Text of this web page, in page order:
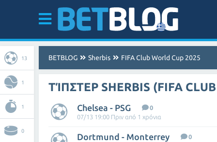
13
1
1
0
BETBLOG Sherbis FIFA Club World Cup 2025
ΤΊΠΣΤΕΡ SHERBIS (FIFA
Chelsea - PSG
0
07/13 19:00 Πριν από 1 χρόνια
Dortmund - Monterrey
0